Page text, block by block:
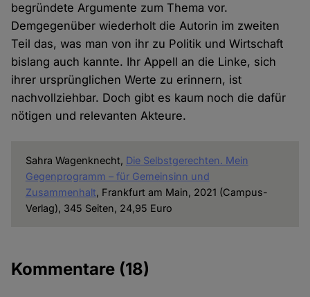
begründete Argumente zum Thema vor.
Demgegenüber wiederholt die Autorin im zweiten
Teil das, was man von ihr zu Politik und Wirtschaft
bislang auch kannte. Ihr Appell an die Linke, sich
ihrer ursprünglichen Werte zu erinnern, ist
nachvollziehbar. Doch gibt es kaum noch die dafür
nötigen und relevanten Akteure.
Sahra Wagenknecht, Die Selbstgerechten. Mein
Gegenprogramm – für Gemeinsinn und
Zusammenhalt, Frankfurt am Main, 2021 (Campus-
Verlag), 345 Seiten, 24,95 Euro
Kommentare (18)